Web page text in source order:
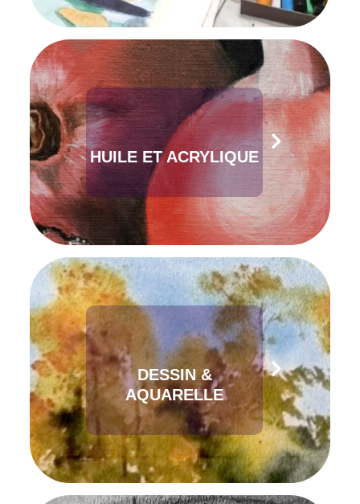
HUILE ET ACRYLIQUE
DESSIN &
AQUARELLE